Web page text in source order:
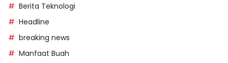
Berita Teknologi
Headline
breaking news
Manfaat Buah